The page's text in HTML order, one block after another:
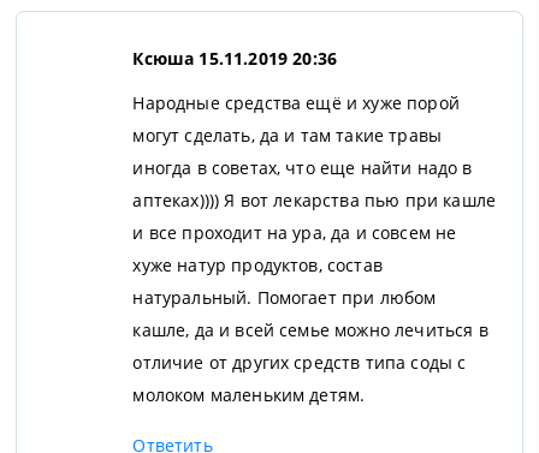
Ксюша 15.11.2019 20:36
Народные средства ещё и хуже порой
могут сделать, да и там такие травы
иногда в советах, что еще найти надо в
аптеках)))) Я вот лекарства пью при кашле
и все проходит на ура, да и совсем не
хуже натур продуктов, состав
натуральный. Помогает при любом
кашле, да и всей семье можно лечиться в
отличие от других средств типа соды с
молоком маленьким детям.
Ответить